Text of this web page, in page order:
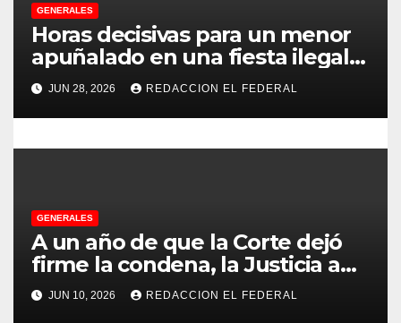
e
n
t
r
d
a
s
GENERALES
Horas decisivas para un menor
apuñalado en una fiesta ilegal
con más de 500 asistentes en
Chilecito
JUN 28, 2026 REDACCION EL FEDERAL
GENERALES
A un año de que la Corte dejó
firme la condena, la Justicia aún
no pudo decomisarle ni un peso
a CFK
JUN 10, 2026 REDACCION EL FEDERAL